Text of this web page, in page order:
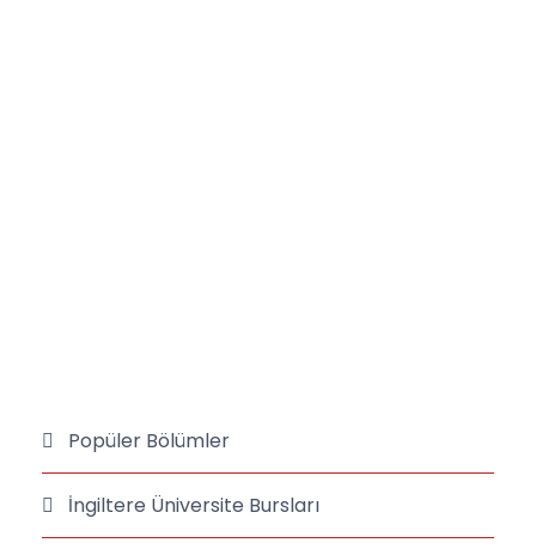
Popüler Bölümler
İngiltere Üniversite Bursları